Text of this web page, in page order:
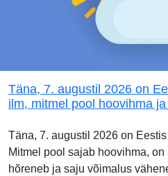
Täna, 7. augustil 2026 on
ilm, mitmel pool hoovihma
Täna, 7. augustil 2026 on
Mitmel pool sajab hoovihma,
hõreneb ja saju võimalus